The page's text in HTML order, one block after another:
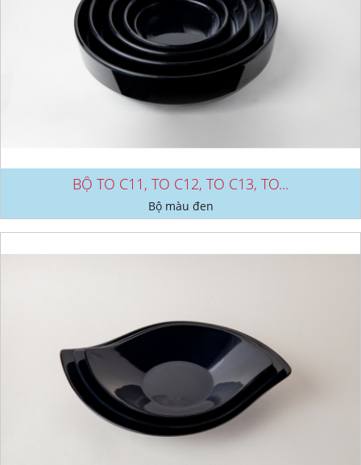
BỘ TO C11, TO C12, TO C13, TO...
Bộ màu đen